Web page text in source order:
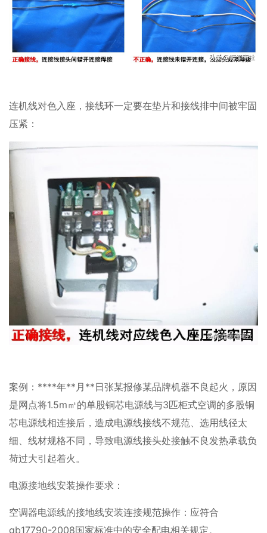
连机线对色入座，接线环一定要在垫片和接线排中间被牢固
压紧：
案例：****年**月**日张某报修某品牌机器不良起火，原因
是网点将1.5m㎡的单股铜芯电源线与3匹柜式空调的多股铜
芯电源线相连接后，造成电源线接线不规范、选用线径太
细、线材规格不同，导致电源线接头处接触不良发热承载负
荷过大引起着火。
电源接地线安装操作要求：
空调器电源线的接地线安装连接规范操作：应符合
gb17790-2008国家标准中的安全配电相关规定。